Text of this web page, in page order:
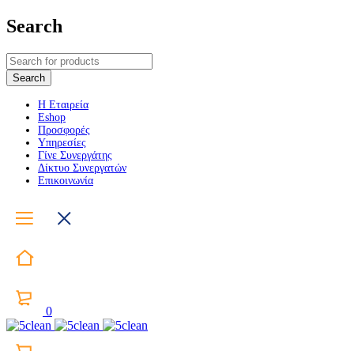
Search
Η Εταιρεία
Eshop
Προσφορές
Υπηρεσίες
Γίνε Συνεργάτης
Δίκτυο Συνεργατών
Επικοινωνία
0